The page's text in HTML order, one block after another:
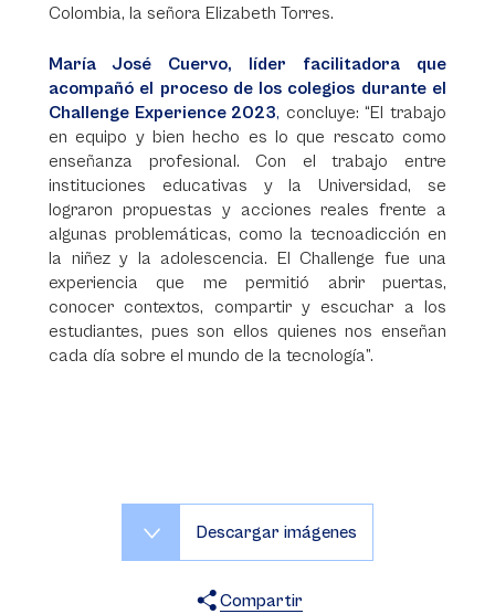
Colombia, la señora Elizabeth Torres.
María José Cuervo, líder facilitadora que
acompañó el proceso de los colegios durante el
Challenge Experience 2023, concluye: “El trabajo
en equipo y bien hecho es lo que rescato como
enseñanza profesional. Con el trabajo entre
instituciones educativas y la Universidad, se
lograron propuestas y acciones reales frente a
algunas problemáticas, como la tecnoadicción en
la niñez y la adolescencia. El Challenge fue una
experiencia que me permitió abrir puertas,
conocer contextos, compartir y escuchar a los
estudiantes, pues son ellos quienes nos enseñan
cada día sobre el mundo de la tecnología”.
Descargar imágenes
Compartir